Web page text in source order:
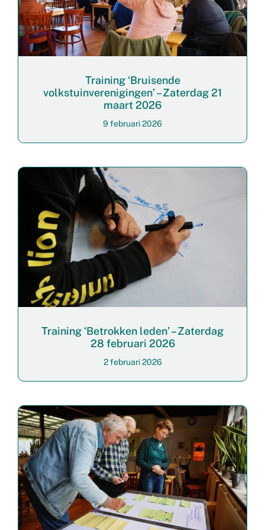
Training ‘Bruisende
volkstuinverenigingen’ – Zaterdag 21
maart 2026
9 februari 2026
Training ‘Betrokken leden’ – Zaterdag
28 februari 2026
2 februari 2026